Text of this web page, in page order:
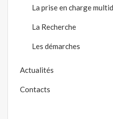
La prise en charge
La Recherche
Les démarches
Actualités
Contacts